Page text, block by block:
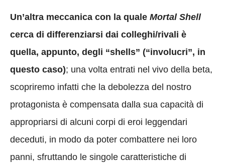
Un’altra meccanica con la quale Mortal Shell
cerca di differenziarsi dai colleghi/rivali è
quella, appunto, degli “shells” (“involucri”, in
questo caso); una volta entrati nel vivo della beta,
scopriremo infatti che la debolezza del nostro
protagonista è compensata dalla sua capacità di
appropriarsi di alcuni corpi di eroi leggendari
deceduti, in modo da poter combattere nei loro
panni, sfruttando le singole caratteristiche di